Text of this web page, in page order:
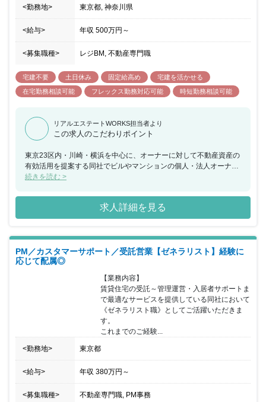
<勤務地> 東京都, 神奈川県
<給与> 年収 500万円 ～
<募集職種> レジBM, 不動産専門職
宅建不要 土日休み 固定給高め
宅建を活かせる
在宅勤務相談可能
フレックス勤務対応可能 時短勤務相談可能
リアルエステートWORKS担当者より
この求人のこだわりポイント
東京23区内・川崎・横浜を中心に、オーナーに対して不動産資産の
有効活用を提案する同社でビルやマンションの個人・法人オーナー
様から建物管理業務（清掃、設備の管理・点検、テナント対応等）
いただきます。 所属いただく管理営業部は、部長１名、課長１名、
担当４名の７名で構成されています。 当社は、２００年以上続く鈴
与グループにおいて、建設・ビルメンテナンス事業の中核を担って
て建物管理の受託強化のため設置されたのが管理営業部 管理営業
課です。 管理営業部で受託した案件は、フロント窓口の部門に引き
継がれその後のフォローまで当社で一貫して行います。
続きを読む >
求人詳細を見る
PM／カスタマーサポート／受託営業【ゼネラリスト】経験に
応じて配属◎
【業務内容】
賃貸住宅の受託～管理運営・入居者サポートま
で最適なサービスを提供している同社において
《ゼネラリスト職》としてご活躍いただきま
す。
これまでのご経験...
<勤務地> 東京都
<給与> 年収 380万円 ～
<募集職種> 不動産専門職, PM事務